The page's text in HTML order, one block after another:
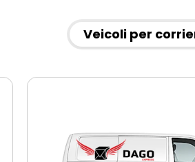
Veicoli per